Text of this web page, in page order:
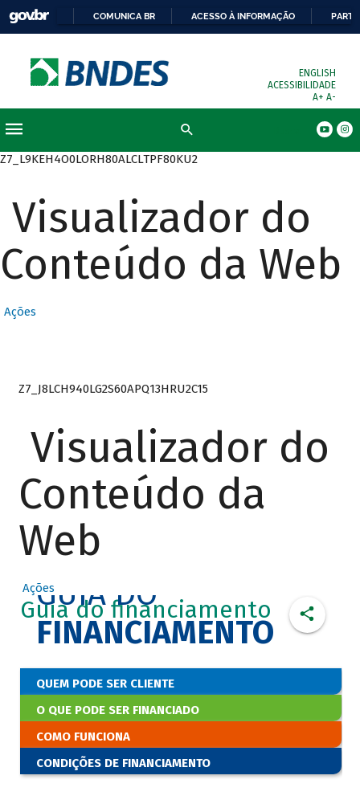
COMUNICA BR ACESSO À INFORMAÇÃO
ENGLISH
ACESSIBILIDADE
A+ A-
Z7_L9KEH4O0LORH80ALCLTPF80KU2
Visualizador do
Conteúdo da Web
Ações
Z7_J8LCH940LG2S60APQ13HRU2C15
Visualizador do
Conteúdo da
Web
Ações
Guia do financiamento
GUIA DO
FINANCIAMENTO
QUEM PODE SER CLIENTE
O QUE PODE SER FINANCIADO
COMO FUNCIONA
CONDIÇÕES DE FINANCIAMENTO